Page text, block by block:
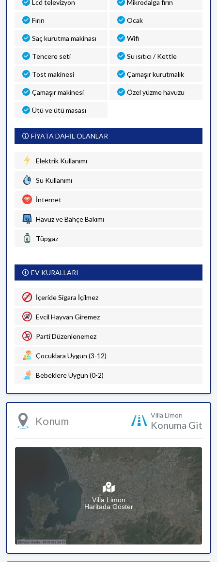
Lcd televizyon Mikrodalga fırın
Fırın Ocak
Saç kurutma makinası Wifi
Tencere seti Su ısıtıcı / Kettle
Tost makinesi Çamaşır kurutmalık
Çamaşır makinesi Özel yüzme havuzu
Ütü ve ütü masası
FİYATA DAHİL OLANLAR
Elektrik Kullanımı
Su Kullanımı
İnternet
Havuz ve Bahçe Bakımı
Tüpgaz
EV KURALLARI
İçeride Sigara İçilmez
Evcil Hayvan Giremez
Parti Düzenlenemez
Çocuklara Uygun (3-12)
Bebeklere Uygun (0-2)
Konum Villa Limon
Konuma Git
Villa Limon
Haritada Göster